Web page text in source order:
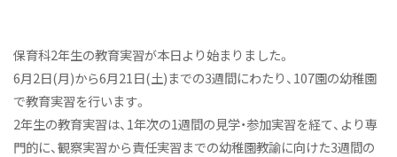
保育科2年生の教育実習が本日より始まりました。
6月2日(月)から6月21日(土)までの3週間にわたり、107園の幼稚園
で教育実習を行います。
2年生の教育実習は、1年次の1週間の見学・参加実習を経て、より専
門的に、観察実習から責任実習までの幼稚園教諭に向けた3週間の
少人数制ゼミ
施設
付属幼稚園